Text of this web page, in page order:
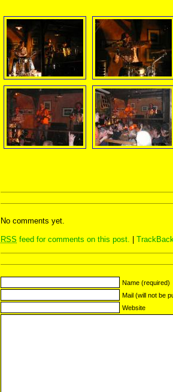
No comments yet.
RSS feed for comments on this post.
Name (required)
Mail (will not be
Website